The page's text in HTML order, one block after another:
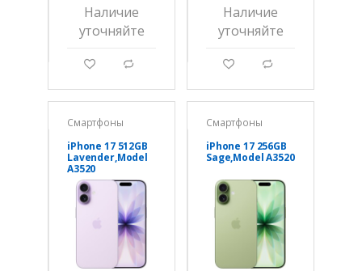
Наличие
уточняйте
g d
Наличие
уточняйте
g d
Смартфоны
iPhone 17 512GB
Lavender,Model
A3520
Смартфоны
iPhone 17 256GB
Sage,Model A3520